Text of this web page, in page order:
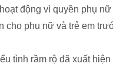
động vì quyền phụ
cho phụ nữ và trẻ em
tình rầm rộ đã xuất